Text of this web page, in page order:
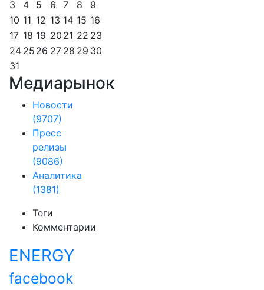
3
4 5 6 7 8
9
10 11 12 13 14 15 16
17 18 19 20 21 22 23
24 25 26 27 28 29 30
31
Медиарынок
Новости
(9707)
Пресс
релизы
(9086)
Аналитика
(1381)
Теги
Комментарии
ENERGY
facebook